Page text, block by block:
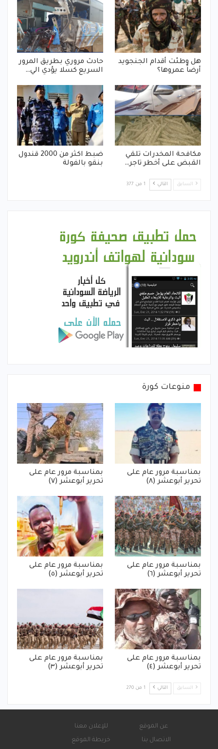
هل وطئت أقدام الجنجويد
أرضاً عمروها؟
حادث مروري بطريق المرور
السريع كسلا يؤدي الي…
مكافحة المخدرات تلقي
القبض على أخطر تاجر…
ضبط اكثر من 2000 قندول
بنقو بالفولة
السابق التالي 1 من 377
منوعات كورة
بمناسبة مرور عام على
تحرير أبوعشر (٨)
بمناسبة مرور عام على
تحرير أبوعشر (٧)
بمناسبة مرور عام على
تحرير أبوعشر (٦)
بمناسبة مرور عام على
تحرير أبوعشر (٥)
بمناسبة مرور عام على
تحرير أبوعشر (٤)
بمناسبة مرور عام على
تحرير أبوعشر (٣)
السابق التالي 1 من 270
عن الموقع
للإعلان معنا
الاتصال بنا
خريطة الموقع